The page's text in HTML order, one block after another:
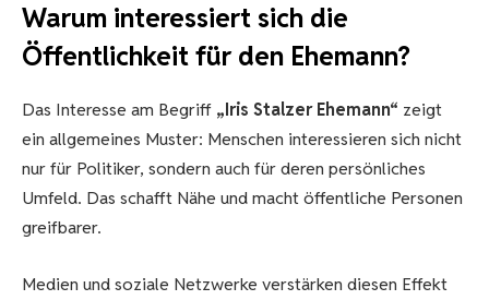
Warum interessiert sich die
Öffentlichkeit für den Ehemann?
Das Interesse am Begriff „Iris Stalzer Ehemann“ zeigt
ein allgemeines Muster: Menschen interessieren sich nicht
nur für Politiker, sondern auch für deren persönliches
Umfeld. Das schafft Nähe und macht öffentliche Personen
greifbarer.
Medien und soziale Netzwerke verstärken diesen Effekt